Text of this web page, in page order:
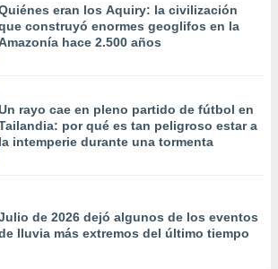
eran los Aquiry: la civilización
construyó enormes geoglifos en la
hace 2.500 años
rayo cae en pleno partido de fútbol en
por qué es tan peligroso estar a
la intemperie durante una tormenta
de 2026 dejó algunos de los eventos
lluvia más extremos del último tiempo